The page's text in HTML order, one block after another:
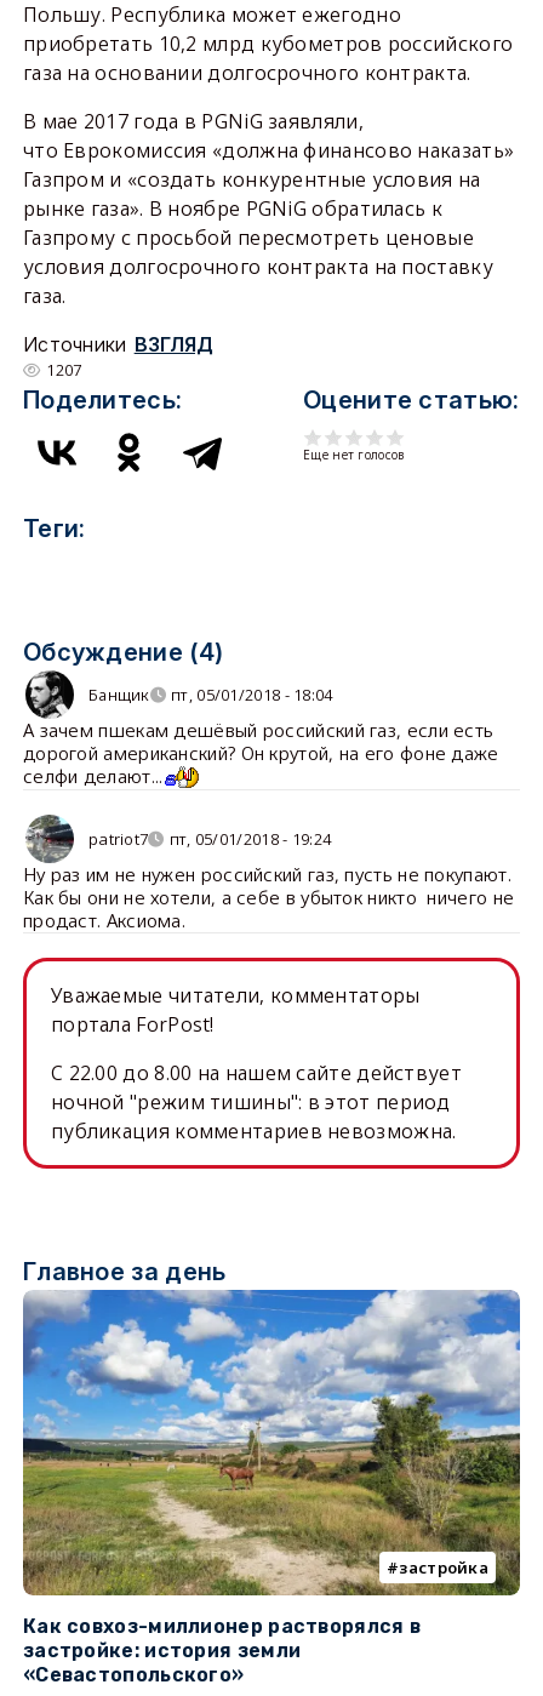
Польшу. Республика может ежегодно
приобретать 10,2 млрд кубометров российского
газа на основании долгосрочного контракта.
В мае 2017 года в PGNiG заявляли,
что Еврокомиссия «должна финансово наказать»
Газпром и «создать конкурентные условия на
рынке газа». В ноябре PGNiG обратилась к
Газпрому с просьбой пересмотреть ценовые
условия долгосрочного контракта на поставку
газа.
Источники ВЗГЛЯД
1207
Поделитесь: Оцените статью:
Еще нет голосов
Теги:
Обсуждение (4)
Банщик пт, 05/01/2018 - 18:04
А зачем пшекам дешёвый российский газ, если есть
дорогой американский? Он крутой, на его фоне даже
селфи делают...
patriot7 пт, 05/01/2018 - 19:24
Ну раз им не нужен российский газ, пусть не покупают.
Как бы они не хотели, а себе в убыток никто ничего не
продаст. Аксиома.
Уважаемые читатели, комментаторы
портала ForPost!
C 22.00 до 8.00 на нашем сайте действует
ночной "режим тишины": в этот период
публикация комментариев невозможна.
Главное за день
застройка
Как совхоз-миллионер растворялся в
застройке: история земли
«Севастопольского»